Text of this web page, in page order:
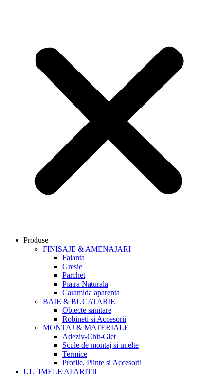
Produse
FINISAJE & AMENAJARI
Faianta
Gresie
Parchet
Piatra Naturala
Caramida aparenta
BAIE & BUCATARIE
Obiecte sanitare
Robineti si Accesorii
MONTAJ & MATERIALE
Adeziv-Chit-Glet
Scule de montaj si unelte
Termice
Profile, Plinte si Accesorii
ULTIMELE APARITII